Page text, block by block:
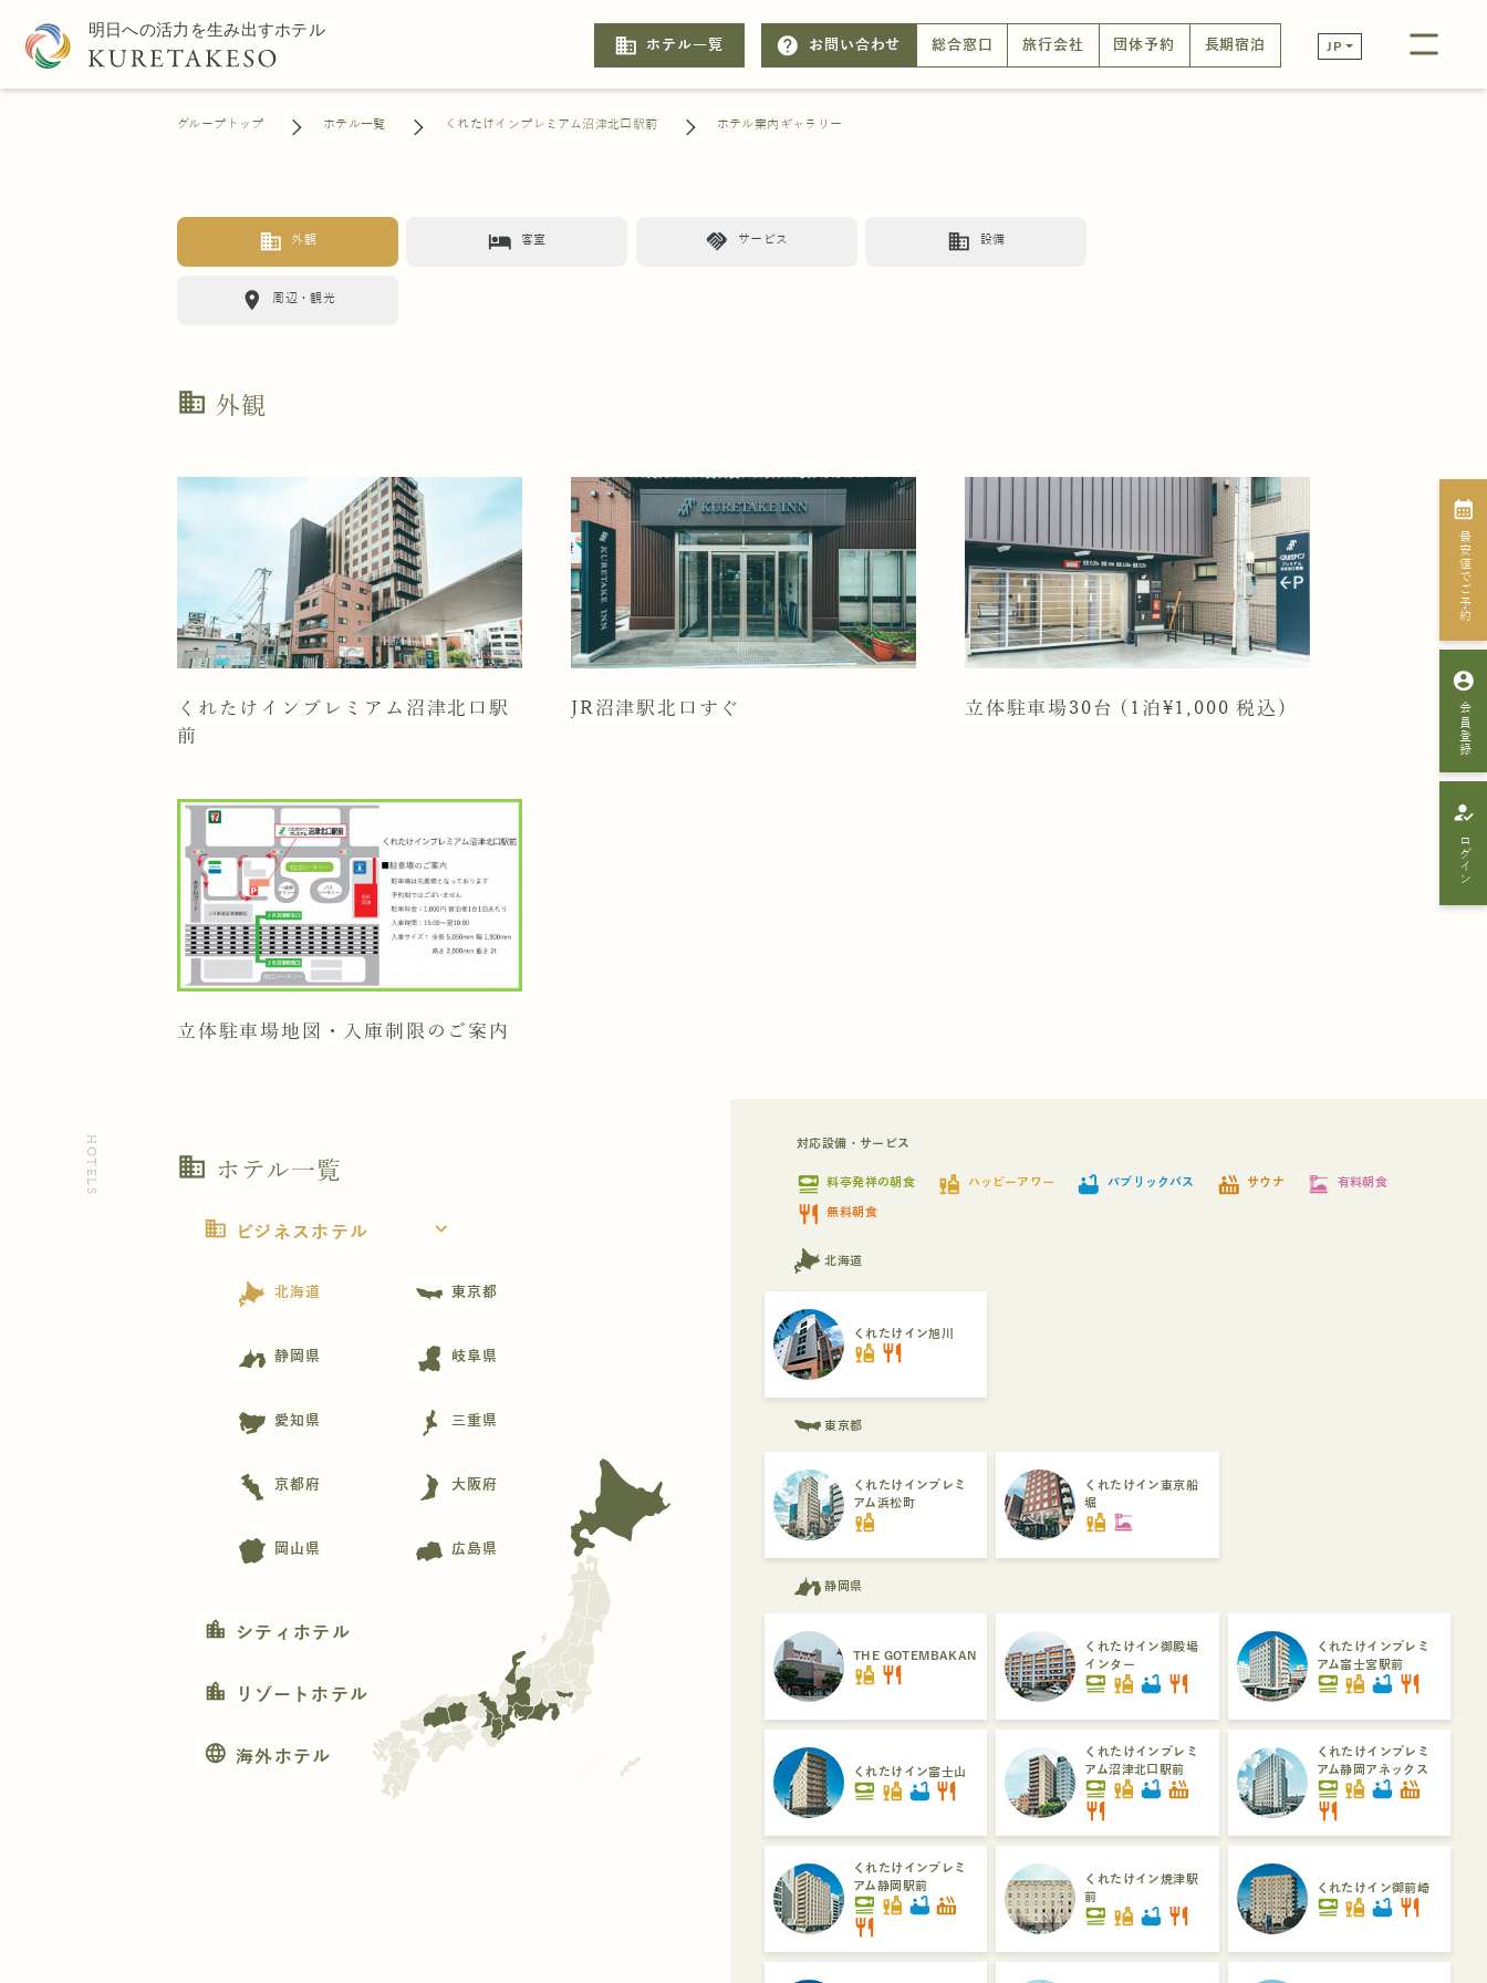
business ホテル一覧 help お問い合わせ 総合窓口 旅行会社 団体予約 長期宿泊 JP
calendar_month
最安値でご予約
account_circle
会員登録
how_to_reg
ログイン
グループトップ ホテル一覧 くれたけインプレミアム沼津北口駅前 ホテル案内ギャラリー
business 外観 hotel 客室 handshake サービス business 設備
location_on 周辺・観光
business 外観
くれたけインプレミアム沼津北口駅
前
JR沼津駅北口すぐ 立体駐車場30台 (1泊\1,000 税込)
立体駐車場地図・入庫制限のご案内
HOTELS business ホテル一覧
business ビジネスホテル expand_more
北海道 東京都
静岡県 岐阜県
愛知県 三重県
京都府 大阪府
岡山県 広島県
location_city シティホテル
location_city リゾートホテル
language 海外ホテル
対応設備・サービス
set_meal 料亭発祥の朝食 liquor ハッピーアワー bathtub パブリックバス hot_tub サウナ dinner_dining 有料朝食
restaurant 無料朝食
北海道
くれたけイン旭川
liquor restaurant
東京都
くれたけインプレミ
アム浜松町
liquor
くれたけイン東京船
堀
liquor dinner_dining
静岡県
THE GOTEMBAKAN
liquor restaurant
くれたけイン御殿場
インター
set_meal liquor bathtub restaurant
くれたけインプレミ
アム富士宮駅前
set_meal liquor bathtub restaurant
くれたけイン富士山
set_meal liquor bathtub restaurant
くれたけインプレミ
アム沼津北口駅前
set_meal liquor bathtub hot_tub
restaurant
くれたけインプレミ
アム静岡アネックス
set_meal liquor bathtub hot_tub
restaurant
くれたけインプレミ
アム静岡駅前
set_meal liquor bathtub hot_tub
restaurant
くれたけイン焼津駅
前
set_meal liquor bathtub restaurant
くれたけイン御前崎
set_meal liquor bathtub restaurant